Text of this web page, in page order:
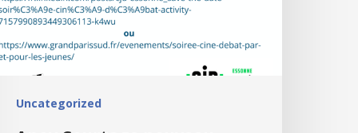
Uncategorized